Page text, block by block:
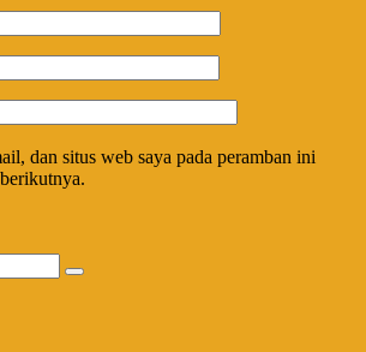
dan situs web saya pada peramban ini